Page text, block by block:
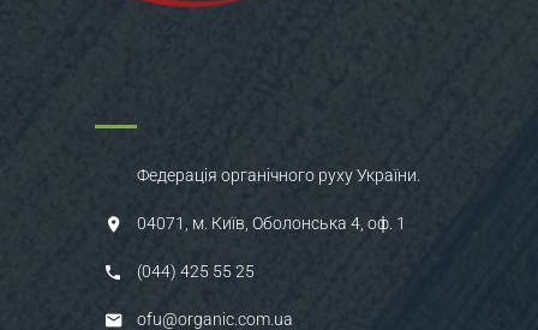
Федерація органічного руху України.
04071, м. Київ, Оболонська 4, оф. 1
(044) 425 55 25
ofu@organic.com.ua